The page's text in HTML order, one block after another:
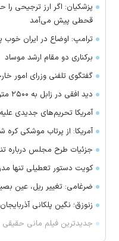
پزشکیان: اگر ارز ترجیحی
قحطی پیش می‌آمد
ترامپ: اوضاع در ایران
برکناری دو مقام ارشد موساد
گفتگوی تلفنی وزرای امور
دید افقی در زابل به ۲۵۰۰ متر کاهش یافت
آمریکا تحریم‌های جدیدی
آمریکا: از پرتاب موشکی
جزئیات طرح مجلس درباره
کویت دستور تعطیلی تنها
ضرغامی: تغییر ریل، عین
زنوزق؛ نگین پلکانی آذربایجان
جدیدترین فیلم مانی حقیقی